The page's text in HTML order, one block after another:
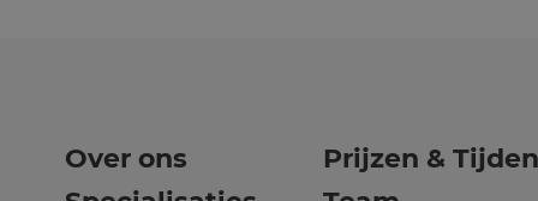
Over ons
Prijzen & Tijden